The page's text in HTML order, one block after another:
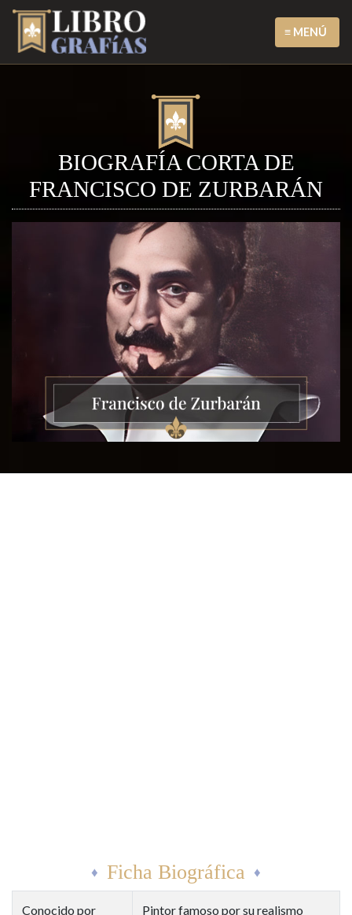
≡ MENÚ
BIOGRAFÍA CORTA DE
FRANCISCO DE ZURBARÁN
Ficha Biográfica
Conocido por
Pintor famoso por su realismo